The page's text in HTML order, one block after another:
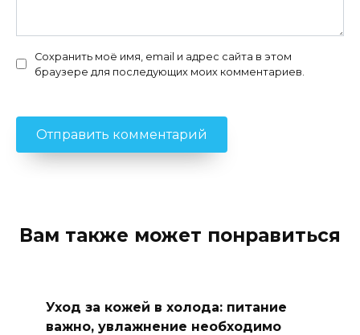
Сохранить моё имя, email и адрес сайта в этом
браузере для последующих моих комментариев.
Вам также может понравиться
Уход за кожей в холода: питание
важно, увлажнение необходимо